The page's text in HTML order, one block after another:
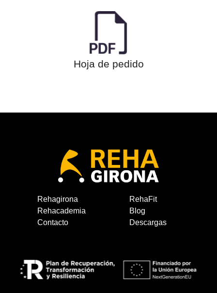
Hoja de pedido
Rehagirona
RehaFit
Rehacademia
Blog
Contacto
Descargas